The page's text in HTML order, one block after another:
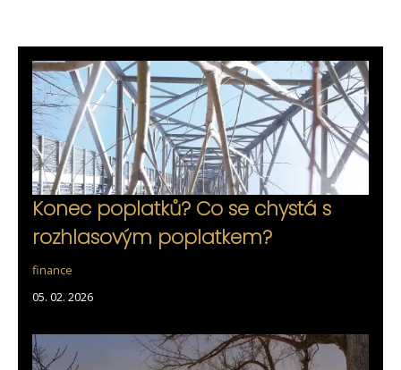
Konec poplatků? Co se chystá s
rozhlasovým poplatkem?
finance
05. 02. 2026